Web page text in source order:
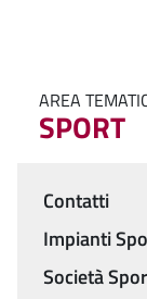
AREA
SPORT
Menu
Contatti
Impianti
Società